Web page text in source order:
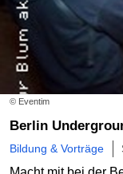
© Eventim
Berlin
Bildung & Vorträge